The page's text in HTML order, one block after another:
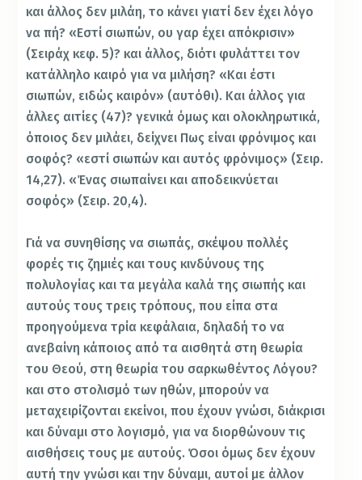
και άλλος δεν μιλάη, το κάνει γιατί δεν έχει λόγο
να πή? «Εστί σιωπών, ου γαρ έχει απόκρισιν»
(Σειράχ κεφ. 5)? και άλλος, διότι φυλάττει τον
κατάλληλο καιρό για να μιλήση? «Και έστι
σιωπών, ειδώς καιρόν» (αυτόθι). Και άλλος για
άλλες αιτίες (47)? γενικά όμως και ολοκληρωτικά,
όποιος δεν μιλάει, δείχνει Πως είναι φρόνιμος και
σοφός? «εστί σιωπών και αυτός φρόνιμος» (Σειρ.
14,27). «Ένας σιωπαίνει και αποδεικνύεται
σοφός» (Σειρ. 20,4).
Γιά να συνηθίσης να σιωπάς, σκέψου πολλές
φορές τις ζημιές και τους κινδύνους της
πολυλογίας και τα μεγάλα καλά της σιωπής και
αυτούς τους τρεις τρόπους, που είπα στα
προηγούμενα τρία κεφάλαια, δηλαδή το να
ανεβαίνη κάποιος από τα αισθητά στη θεωρία
του Θεού, στη θεωρία του σαρκωθέντος Λόγου?
και στο στολισμό των ηθών, μπορούν να
μεταχειρίζονται εκείνοι, που έχουν γνώσι, διάκρισι
και δύναμι στο λογισμό, για να διορθώνουν τις
αισθήσεις τους με αυτούς. Όσοι όμως δεν έχουν
αυτή την γνώσι και την δύναμι, αυτοί με άλλον